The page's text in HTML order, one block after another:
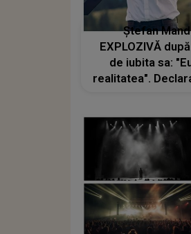
Ștefan
EXPLOZIVĂ
de iubita sa:
realitatea".